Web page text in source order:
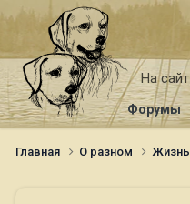
На сайт
Форумы
Главная О разном Жизнь